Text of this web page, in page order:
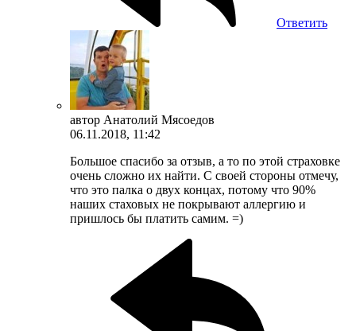
Ответить
автор Анатолий Мясоедов
06.11.2018, 11:42
Большое спасибо за отзыв, а то по этой страховке
очень сложно их найти. С своей стороны отмечу,
что это палка о двух концах, потому что 90%
наших стаховых не покрывают аллергию и
пришлось бы платить самим. =)